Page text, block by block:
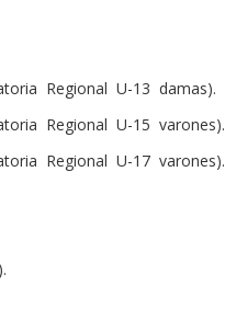
Regional U-13 damas).
Regional U-15 varones).
Regional U-17 varones).